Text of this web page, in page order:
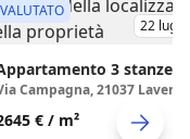
VALUTATO
22 lug
3 stanze
€ / m²